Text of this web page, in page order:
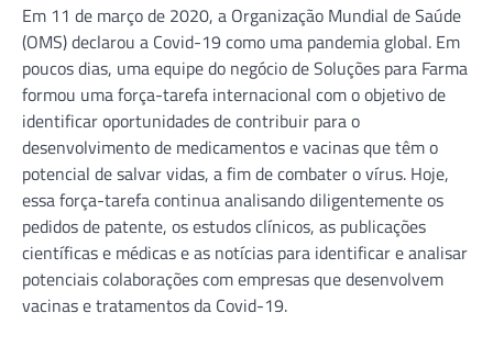
Em 11 de março de 2020, a Organização Mundial de Saúde
(OMS) declarou a Covid-19 como uma pandemia global. Em
poucos dias, uma equipe do negócio de Soluções para Farma
formou uma força-tarefa internacional com o objetivo de
identificar oportunidades de contribuir para o
desenvolvimento de medicamentos e vacinas que têm o
potencial de salvar vidas, a fim de combater o vírus. Hoje,
essa força-tarefa continua analisando diligentemente os
pedidos de patente, os estudos clínicos, as publicações
científicas e médicas e as notícias para identificar e analisar
potenciais colaborações com empresas que desenvolvem
vacinas e tratamentos da Covid-19.